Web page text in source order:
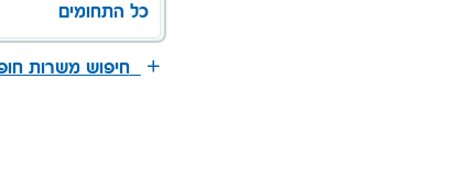
כל התחומים
חיפוש משרות חופשי